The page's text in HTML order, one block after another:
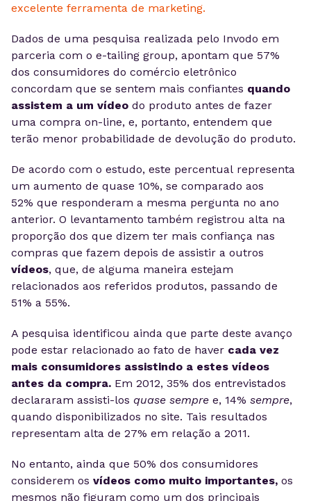
excelente ferramenta de marketing.
Dados de uma pesquisa realizada pelo Invodo em
parceria com o e-tailing group, apontam que 57%
dos consumidores do comércio eletrônico
concordam que se sentem mais confiantes quando
assistem a um vídeo do produto antes de fazer
uma compra on-line, e, portanto, entendem que
terão menor probabilidade de devolução do produto.
De acordo com o estudo, este percentual representa
um aumento de quase 10%, se comparado aos
52% que responderam a mesma pergunta no ano
anterior. O levantamento também registrou alta na
proporção dos que dizem ter mais confiança nas
compras que fazem depois de assistir a outros
vídeos, que, de alguma maneira estejam
relacionados aos referidos produtos, passando de
51% a 55%.
A pesquisa identificou ainda que parte deste avanço
pode estar relacionado ao fato de haver cada vez
mais consumidores assistindo a estes vídeos
antes da compra. Em 2012, 35% dos entrevistados
declararam assisti-los quase sempre e, 14% sempre,
quando disponibilizados no site. Tais resultados
representam alta de 27% em relação a 2011.
No entanto, ainda que 50% dos consumidores
considerem os vídeos como muito importantes, os
mesmos não figuram como um dos principais